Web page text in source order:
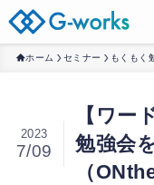
ホーム セミナー もくもく
【ワー
勉強会
（
2023
7/09